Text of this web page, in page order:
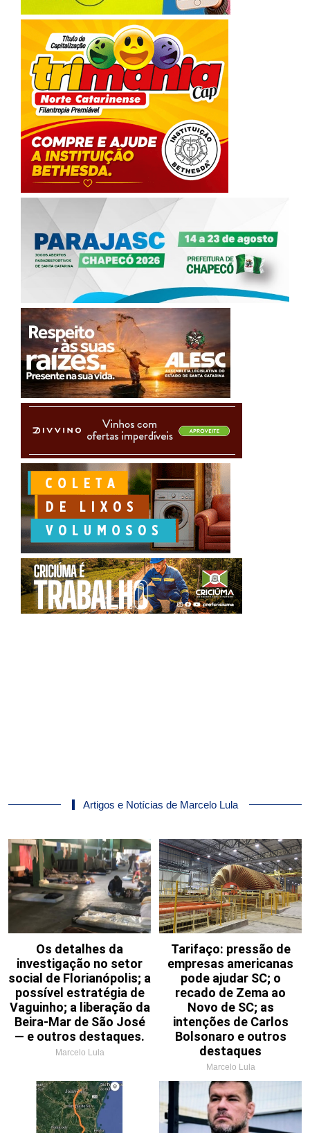
Artigos e Notícias de Marcelo Lula
Os detalhes da
investigação no setor
social de Florianópolis; a
possível estratégia de
Vaguinho; a liberação da
Beira-Mar de São José
— e outros destaques.
Marcelo Lula
Tarifaço: pressão de
empresas americanas
pode ajudar SC; o
recado de Zema ao
Novo de SC; as
intenções de Carlos
Bolsonaro e outros
destaques
Marcelo Lula